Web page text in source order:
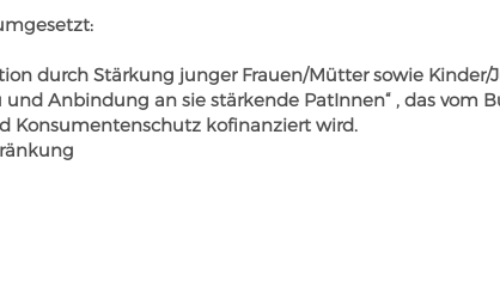
durch Stärkung junger Frauen/Mütter sowie Kinder/
Anbindung an sie stärkende PatInnen“ , das vom
Konsumentenschutz kofinanziert wird.